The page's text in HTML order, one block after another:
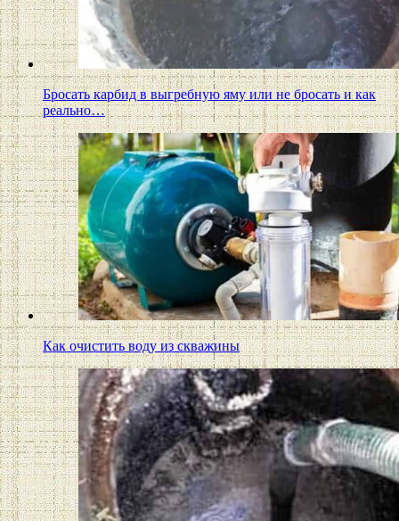
Бросать карбид в выгребную яму или не бросать и как
реально…
Как очистить воду из скважины